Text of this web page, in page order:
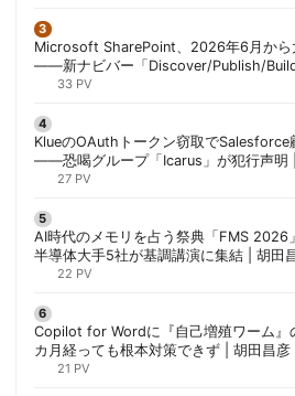
Microsoft SharePoint、2026年6月から
——新ナビバー「Discover/Publish/
胡田昌彦
33 PV
KlueのOAuthトークン窃取でSalesforce
——恐喝グループ「Icarus」が犯行声明
27 PV
AI時代のメモリを占う祭典「FMS
半導体大手5社が基調講演に集結 | 胡田
22 PV
Copilot for Wordに『自己増殖ワーム
カ月経っても根本対策できず | 胡田昌彦
21 PV